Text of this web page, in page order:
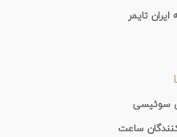
تایمر
سوئیسی
ساعت